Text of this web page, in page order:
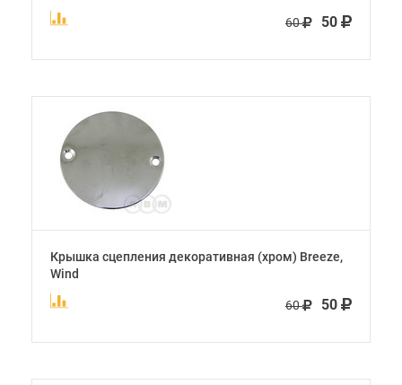
60 50
Крышка сцепления декоративная (хром) Breeze,
Wind
60 50